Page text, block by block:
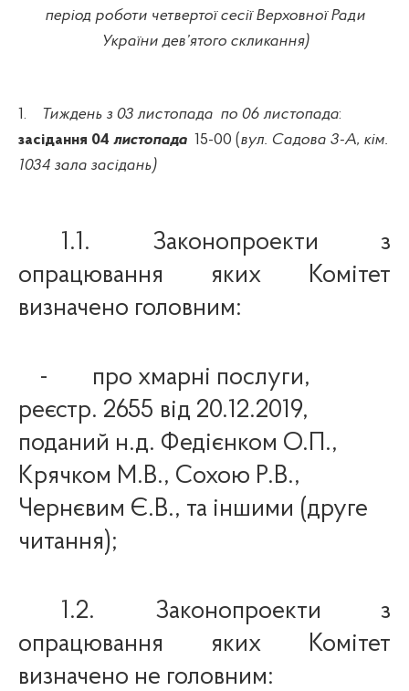
період роботи четвертої сесії Верховної Ради
України дев’ятого скликання)
1. Тиждень з 03 листопада по 06 листопада:
засідання 04 листопада 15-00 (вул. Садова 3-А, кім.
1034 зала засідань)
1.1. Законопроекти з
опрацювання яких Комітет
визначено головним:
-
про хмарні послуги,
реєстр. 2655 від 20.12.2019,
поданий н.д. Федієнком О.П.,
Крячком М.В., Сохою Р.В.,
Чернєвим Є.В., та іншими (друге
читання);
1.2. Законопроекти з
опрацювання яких Комітет
визначено не головним: